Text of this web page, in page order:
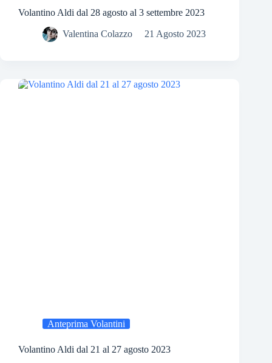
Volantino Aldi dal 28 agosto al 3 settembre 2023
Valentina Colazzo 21 Agosto 2023
Anteprima Volantini
Volantino Aldi dal 21 al 27 agosto 2023